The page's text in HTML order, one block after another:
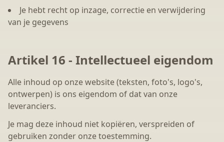
Je hebt recht op inzage, correctie en verwijdering
van je gegevens
Artikel 16 - Intellectueel eigendom
Alle inhoud op onze website (teksten, foto's, logo's,
ontwerpen) is ons eigendom of dat van onze
leveranciers.
Je mag deze inhoud niet kopiëren, verspreiden of
gebruiken zonder onze toestemming.